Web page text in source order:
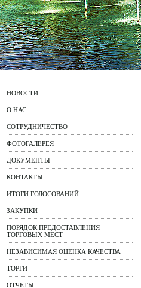
НОВОСТИ
О НАС
СОТРУДНИЧЕСТВО
ФОТОГАЛЕРЕЯ
ДОКУМЕНТЫ
КОНТАКТЫ
ИТОГИ ГОЛОСОВАНИЙ
ЗАКУПКИ
ПОРЯДОК ПРЕДОСТАВЛЕНИЯ
ТОРГОВЫХ МЕСТ
НЕЗАВИСИМАЯ ОЦЕНКА КАЧЕСТВА
ТОРГИ
ОТЧЕТЫ